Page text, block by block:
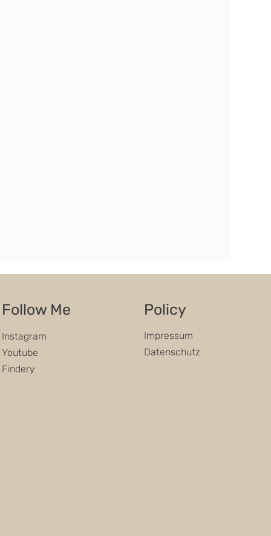
Follow Me
Instagram
Youtube
Findery
Policy
Impressum
Datenschutz